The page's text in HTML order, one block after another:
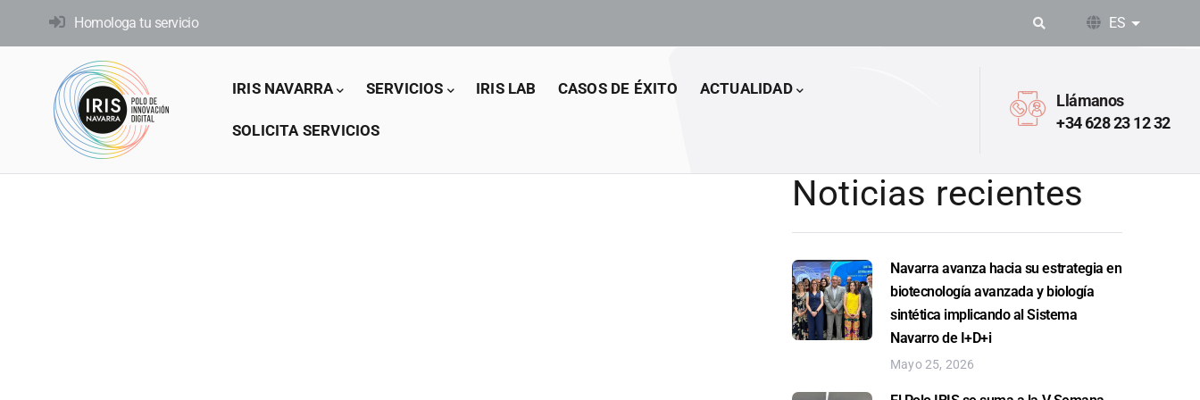
principal
Homologa tu servicio ES Lista
Main
IRIS NAVARRA SERVICIOS IRIS LAB CASOS DE ÉXITO ACTUALIDAD
SOLICITA SERVICIOS
Llámanos
+34 628 23 12 32
Noticias recientes
Navarra avanza hacia su estrategia en
biotecnología avanzada y biología
sintética implicando al Sistema
Navarro de I+D+i
Mayo 25, 2026